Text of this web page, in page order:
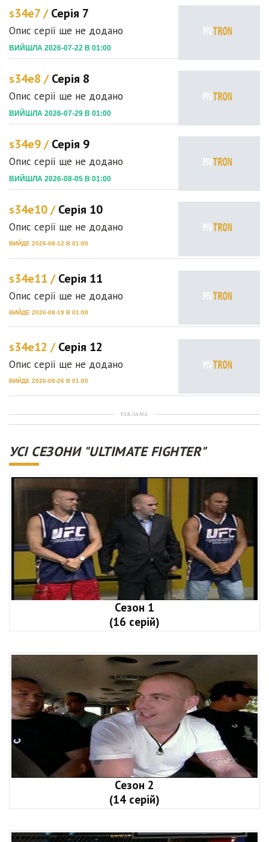
s34e7 /Серія 7
Опис серії ще не додано
ВИЙШЛА 2026-07-22 В 01:00
s34e8 /Серія 8
Опис серії ще не додано
ВИЙШЛА 2026-07-29 В 01:00
s34e9 /Серія 9
Опис серії ще не додано
ВИЙШЛА 2026-08-05 В 01:00
s34e10 /Серія 10
Опис серії ще не додано
ВИЙДЕ 2026-08-12 В 01:00
s34e11 /Серія 11
Опис серії ще не додано
ВИЙДЕ 2026-08-19 В 01:00
s34e12 /Серія 12
Опис серії ще не додано
ВИЙДЕ 2026-08-26 В 01:00
РЕКЛАМА
УСІ СЕЗОНИ "ULTIMATE FIGHTER"
Сезон 1
(16 серій)
Сезон 2
(14 серій)